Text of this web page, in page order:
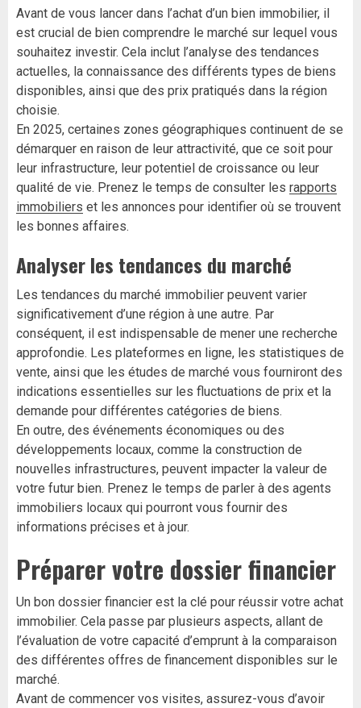
Avant de vous lancer dans l’achat d’un bien immobilier, il
est crucial de bien comprendre le marché sur lequel vous
souhaitez investir. Cela inclut l’analyse des tendances
actuelles, la connaissance des différents types de biens
disponibles, ainsi que des prix pratiqués dans la région
choisie.
En 2025, certaines zones géographiques continuent de se
démarquer en raison de leur attractivité, que ce soit pour
leur infrastructure, leur potentiel de croissance ou leur
qualité de vie. Prenez le temps de consulter les rapports
immobiliers et les annonces pour identifier où se trouvent
les bonnes affaires.
Analyser les tendances du marché
Les tendances du marché immobilier peuvent varier
significativement d’une région à une autre. Par
conséquent, il est indispensable de mener une recherche
approfondie. Les plateformes en ligne, les statistiques de
vente, ainsi que les études de marché vous fourniront des
indications essentielles sur les fluctuations de prix et la
demande pour différentes catégories de biens.
En outre, des événements économiques ou des
développements locaux, comme la construction de
nouvelles infrastructures, peuvent impacter la valeur de
votre futur bien. Prenez le temps de parler à des agents
immobiliers locaux qui pourront vous fournir des
informations précises et à jour.
Préparer votre dossier financier
Un bon dossier financier est la clé pour réussir votre achat
immobilier. Cela passe par plusieurs aspects, allant de
l’évaluation de votre capacité d’emprunt à la comparaison
des différentes offres de financement disponibles sur le
marché.
Avant de commencer vos visites, assurez-vous d’avoir